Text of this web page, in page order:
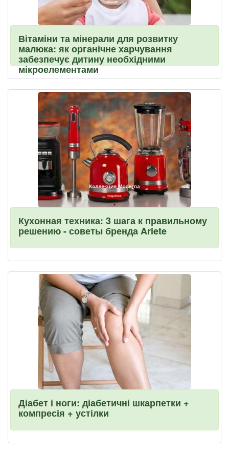
Вітаміни та мінерали для розвитку
малюка: як органічне харчування
забезпечує дитину необхідними
мікроелементами
Кухонная техника: 3 шага к правильному
решению - советы бренда Ariete
Діабет і ноги: діабетичні шкарпетки +
компресія + устілки